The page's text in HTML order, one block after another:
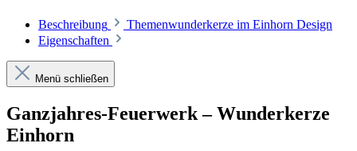
Beschreibung
Themenwunderkerze im Einhorn Design
Eigenschaften
Menü schließen
Ganzjahres-Feuerwerk – Wunderkerze
Einhorn